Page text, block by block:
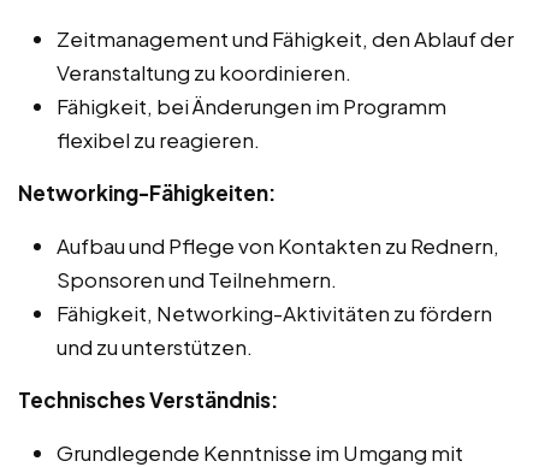
Zeitmanagement und Fähigkeit, den Ablauf der
Veranstaltung zu koordinieren.
Fähigkeit, bei Änderungen im Programm
flexibel zu reagieren.
Networking-Fähigkeiten:
Aufbau und Pflege von Kontakten zu Rednern,
Sponsoren und Teilnehmern.
Fähigkeit, Networking-Aktivitäten zu fördern
und zu unterstützen.
Technisches Verständnis:
Grundlegende Kenntnisse im Umgang mit